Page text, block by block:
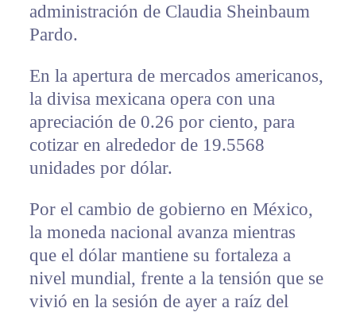
administración de Claudia Sheinbaum
Pardo.
En la apertura de mercados americanos,
la divisa mexicana opera con una
apreciación de 0.26 por ciento, para
cotizar en alrededor de 19.5568
unidades por dólar.
Por el cambio de gobierno en México,
la moneda nacional avanza mientras
que el dólar mantiene su fortaleza a
nivel mundial, frente a la tensión que se
vivió en la sesión de ayer a raíz del